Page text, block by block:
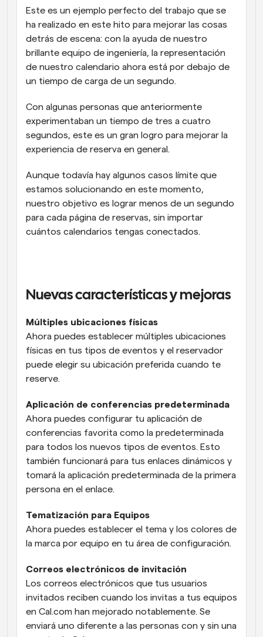
Este es un ejemplo perfecto del trabajo que se
ha realizado en este hito para mejorar las cosas
detrás de escena: con la ayuda de nuestro
brillante equipo de ingeniería, la representación
de nuestro calendario ahora está por debajo de
un tiempo de carga de un segundo.
Con algunas personas que anteriormente
experimentaban un tiempo de tres a cuatro
segundos, este es un gran logro para mejorar la
experiencia de reserva en general.
Aunque todavía hay algunos casos límite que
estamos solucionando en este momento,
nuestro objetivo es lograr menos de un segundo
para cada página de reservas, sin importar
cuántos calendarios tengas conectados.
Nuevas características y mejoras
Múltiples ubicaciones físicas
Ahora puedes establecer múltiples ubicaciones
físicas en tus tipos de eventos y el reservador
puede elegir su ubicación preferida cuando te
reserve.
Aplicación de conferencias predeterminada
Ahora puedes configurar tu aplicación de
conferencias favorita como la predeterminada
para todos los nuevos tipos de eventos. Esto
también funcionará para tus enlaces dinámicos y
tomará la aplicación predeterminada de la primera
persona en el enlace.
Tematización para Equipos
Ahora puedes establecer el tema y los colores de
la marca por equipo en tu área de configuración.
Correos electrónicos de invitación
Los correos electrónicos que tus usuarios
invitados reciben cuando los invitas a tus equipos
en Cal.com han mejorado notablemente. Se
enviará uno diferente a las personas con y sin una